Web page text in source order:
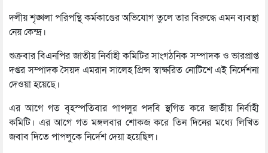
দলীয় শৃঙ্খলা পরিপন্থি কর্মকাণ্ডের অভিযোগ তুলে তার বিরুদ্ধে এমন ব্যবস্থা
নেয় কেন্দ্র।
শুক্রবার বিএনপির জাতীয় নির্বাহী কমিটির সাংগঠনিক সম্পাদক ও ভারপ্রাপ্ত
দপ্তর সম্পাদক সৈয়দ এমরান সালেহ প্রিন্স স্বাক্ষরিত নোটিশে এই নির্দেশনা
দেওয়া হয়েছে।
এর আগে গত বৃহস্পতিবার পাপলুর পদবি স্থগিত করে জাতীয় নির্বাহী
কমিটি। এর আগে গত মঙ্গলবার শোকজ করে তিন দিনের মধ্যে লিখিত
জবাব দিতে পাপলুকে নির্দেশ দেয়া হয়েছিল।